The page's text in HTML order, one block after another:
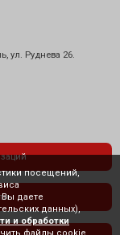
ул. Руднева 26.
посещений,
даете
данных),
и обработки
файлы cookie